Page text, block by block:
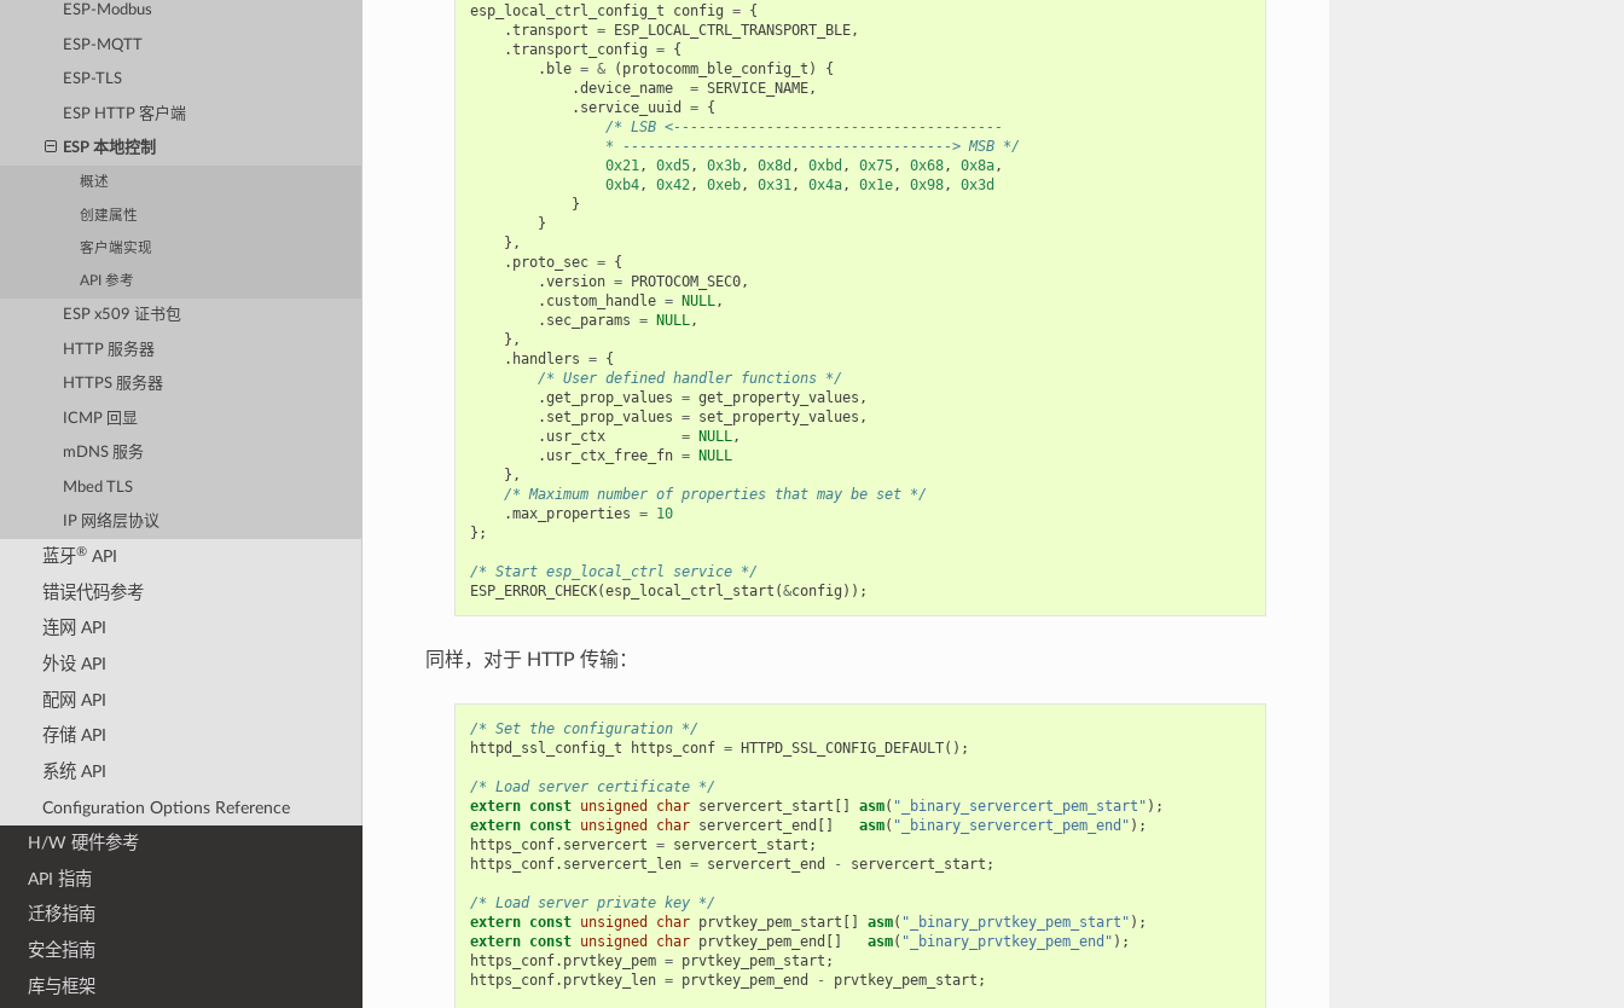
ESP-Modbus
ESP-MQTT
ESP-TLS
ESP HTTP 客户端
ESP 本地控制
概述
创建属性
客户端实现
API 参考
ESP x509 证书包
HTTP 服务器
HTTPS 服务器
ICMP 回显
mDNS 服务
Mbed TLS
IP 网络层协议
蓝牙®API
错误代码参考
连网 API
外设 API
配网 API
存储 API
系统 API
Configuration Options Reference
H/W 硬件参考
API 指南
迁移指南
安全指南
库与框架
esp_local_ctrl_config_t config = {
.transport = ESP_LOCAL_CTRL_TRANSPORT_BLE,
.transport_config = {
. ble = & ( protocomm_ble_config_t )
{
.device_name = SERVICE_NAME,
. service_uuid = {
/* LSB <---------------------------------------
                * ---------------------------------------> MSB */
0x21, 0xd5, 0x3b, 0x8d , 0xbd , 0x75, 0x68, 0x8a,
0xb4, 0x42, 0xeb, 0x31, 0x4a, 0x1e, 0x98,
0x3d
}
}
},
. proto_sec = {
.version = PROTOCOM_SEC0,
. custom_handle = NULL,
. sec_params = NULL,
},
. handlers = {
/* User defined handler functions */
.get_prop_values = get_property_values ,
. set_prop_values = set_property_values ,
. usr_ctx = NULL,
. usr_ctx_free_fn = NULL
},
/* Maximum number of properties that may be set */
.max_properties = 10
};
/* Start esp_local_ctrl service */
ESP_ERROR_CHECK(esp_local_ctrl_start (&config ));
同样，对于 HTTP 传输：
/* Set the configuration */
httpd_ssl_config_t
https_conf = HTTPD_SSL_CONFIG_DEFAULT();
/* Load server certificate */
extern const unsigned char servercert_start [] asm( "_binary_servercert_pem_start" );
extern const unsigned char servercert_end [] asm( "_binary_servercert_pem_end" );
https_conf. servercert = servercert_start ;
https_conf. servercert_len = servercert_end - servercert_start ;
/* Load server private key */
extern const unsigned char prvtkey_pem_start [] asm( "_binary_prvtkey_pem_start" );
extern const unsigned char prvtkey_pem_end [] asm( "_binary_prvtkey_pem_end" );
https_conf. prvtkey_pem = prvtkey_pem_start ;
https_conf. prvtkey_len = prvtkey_pem_end - prvtkey_pem_start ;